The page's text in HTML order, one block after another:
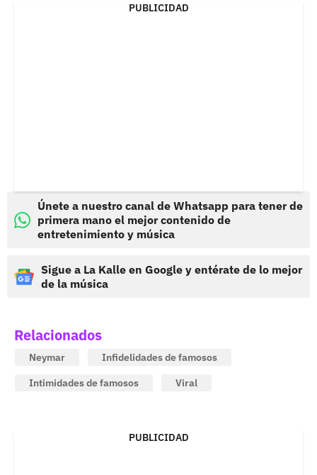
PUBLICIDAD
Únete a nuestro canal de Whatsapp para tener de
primera mano el mejor contenido de
entretenimiento y música
Sigue a La Kalle en Google y entérate de lo mejor
de la música
Relacionados
Neymar
Infidelidades de famosos
Intimidades de famosos
Viral
PUBLICIDAD